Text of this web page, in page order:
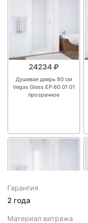
24234 ₽
Душевая дверь 60 см
Vegas Glass ЕР 60 01 01
прозрачное
26216 ₽
Гарантия
2 года
Материал витража